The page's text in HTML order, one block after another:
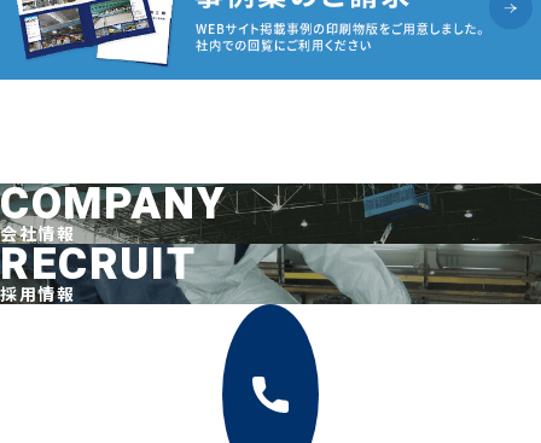
会社情報
COMPANY
採用情報
RECRUIT